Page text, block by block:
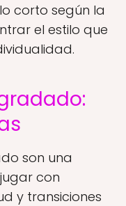
corto según la
el estilo que
son una
con
y transiciones